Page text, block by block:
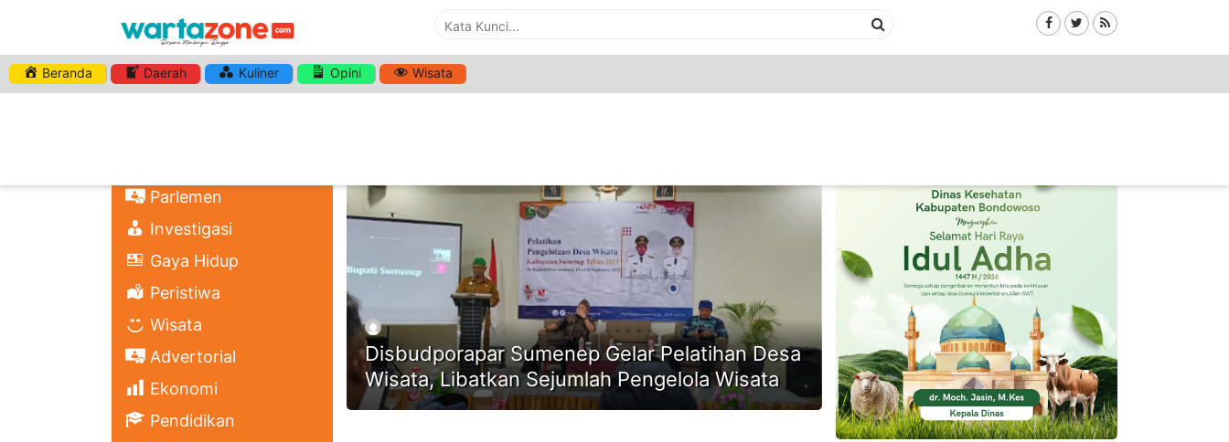
Beranda Daerah Kuliner Opini Wisata
Parlemen
Investigasi
Gaya Hidup
Peristiwa
Wisata
Advertorial
Ekonomi
Pendidikan
HASHTAG:PELATIHAN PENGELOLAAN DESA WISATA
Disbudporapar Sumenep Gelar Pelatihan Desa
Wisata, Libatkan Sejumlah Pengelola Wisata